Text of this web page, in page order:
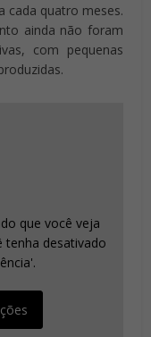
cada quatro meses.
ainda não foram
com pequenas
que você veja
tenha desativado